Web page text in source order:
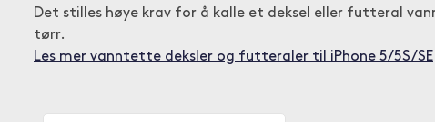
Det stilles høye krav for å kalle et deksel eller futteral
tørr.
Les mer vanntette deksler og futteraler til iPhone 5/5S/SE